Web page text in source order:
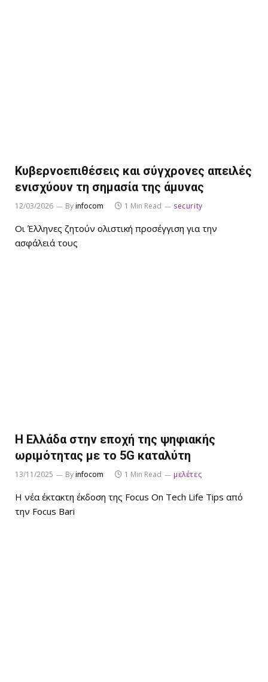
Κυβερνοεπιθέσεις και σύγχρονες απειλές
ενισχύουν τη σημασία της άμυνας
12/03/2026 Byinfocom 1 Min Read security
Οι Έλληνες ζητούν ολιστική προσέγγιση για την
ασφάλειά τους
Η Ελλάδα στην εποχή της ψηφιακής
ωριμότητας με το 5G καταλύτη
13/11/2025 Byinfocom 1 Min Read μελέτες
Η νέα έκτακτη έκδοση της Focus On Tech Life Tips από
την Focus Bari